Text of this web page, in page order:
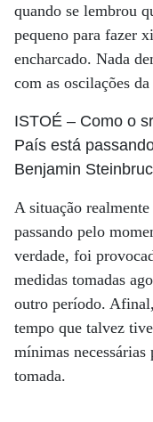
quando se lembrou
pequeno para fazer
encharcado. Nada
com as oscilações
ISTOÉ – Como o
País está
Benjamin
A situação
passando pelo
verdade, foi
medidas tomadas
outro período.
tempo que talvez
mínimas
tomada.